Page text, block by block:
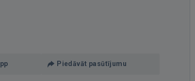
Piedāvāt pasūtījumu